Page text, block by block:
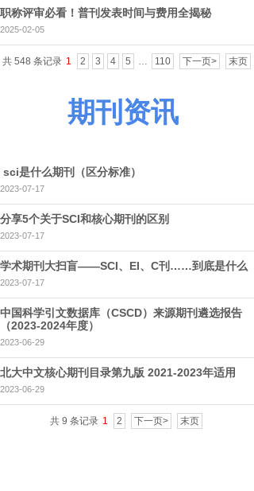
职称评审必看！普刊发表时间与费用全揭秘
2025-02-05
共 548 条记录 1 2 3 4 5 … 110 下一页> 末页
期刊资讯
sci是什么期刊（区分标准）​
2023-07-17
分享5个关于SCI和核心期刊的区别
2023-07-17
学术期刊大扫盲——SCI、EI、C刊……到底是什么
2023-07-17
中国科学引文数据库（CSCD）来源期刊遴选报告
（2023-2024年度）
2023-06-29
北大中文核心期刊目录第九版 2021-2023年适用
2023-06-29
共 9 条记录 1 2 下一页> 末页